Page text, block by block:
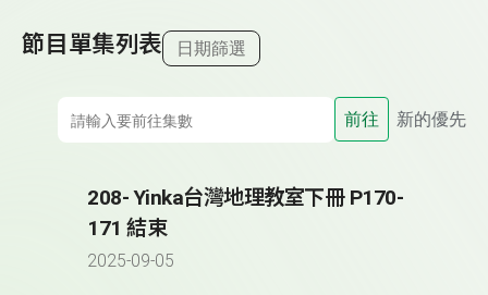
節目單集列表 日期篩選
前往 新的優先
208- Yinka台灣地理教室下冊 P170-
171 結束
2025-09-05